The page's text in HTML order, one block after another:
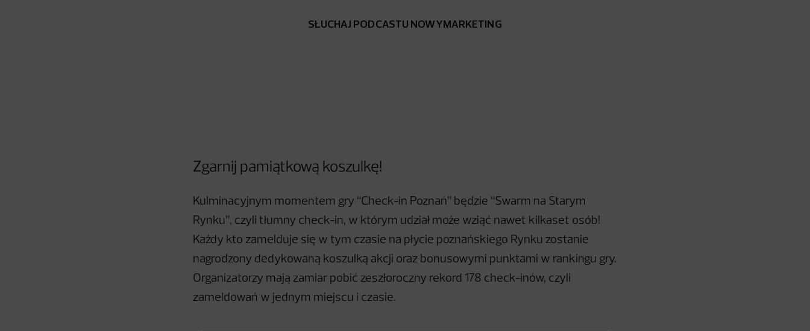
SŁUCHAJ PODCASTU NOWYMARKETING
Zgarnij pamiątkową koszulkę!
Kulminacyjnym momentem gry “Check-in Poznań” będzie “Swarm na Starym
Rynku”, czyli tłumny check-in, w którym udział może wziąć nawet kilkaset osób!
Każdy kto zamelduje się w tym czasie na płycie poznańskiego Rynku zostanie
nagrodzony dedykowaną koszulką akcji oraz bonusowymi punktami w rankingu gry.
Organizatorzy mają zamiar pobić zeszłoroczny rekord 178 check-inów, czyli
zameldowań w jednym miejscu i czasie.